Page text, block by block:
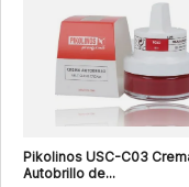
Pikolinos USC-C03
Autobrillo de...